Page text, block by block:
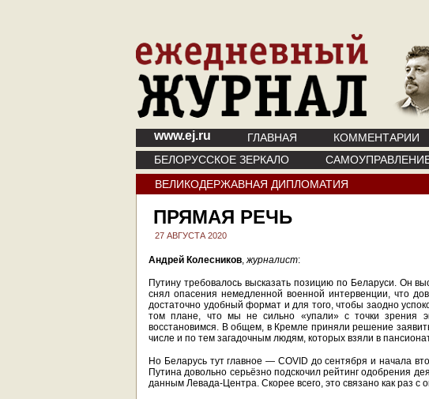
www.ej.ru ГЛАВНАЯ КОММЕНТАРИИ
БЕЛОРУССКОЕ ЗЕРКАЛО
ВЕЛИКОДЕРЖАВНАЯ ДИПЛОМАТИЯ
ПРЯМАЯ РЕЧЬ
27 АВГУСТА 2020
Андрей Колесников,журналист:
Путину требовалось высказать позицию по Беларуси. Он
снял опасения немедленной военной интервенции, что
достаточно удобный формат и для того, чтобы заодно
том плане, что мы не сильно «упали» с точки зрения
восстановимся. В общем, в Кремле приняли решение
числе и по тем загадочным людям, которых взяли в
Но Беларусь тут главное — COVID до сентября и начала
Путина довольно серьёзно подскочил рейтинг одобрения
данным Левада-Центра. Скорее всего, это связано как раз